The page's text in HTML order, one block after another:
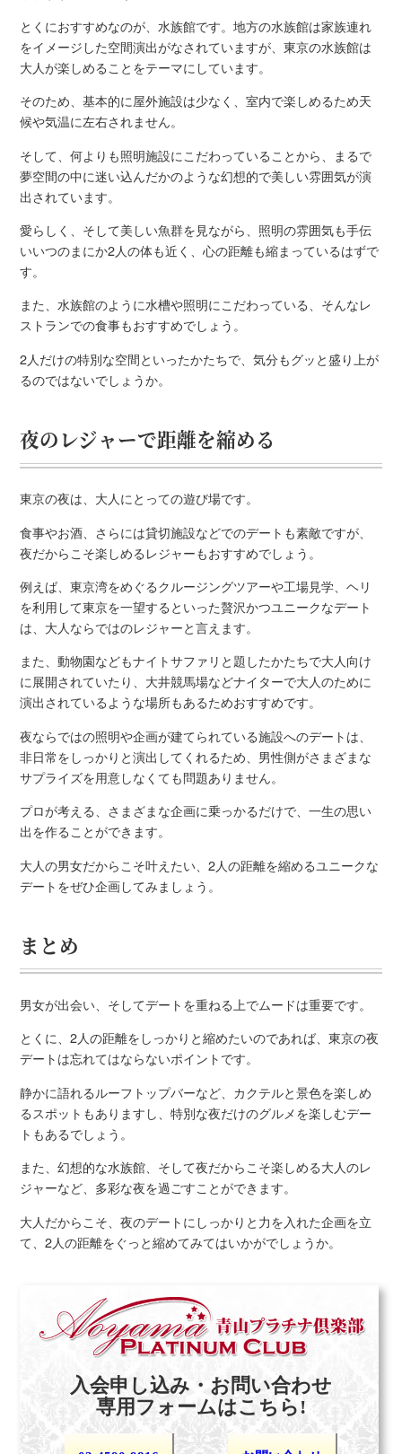
とくにおすすめなのが、水族館です。地方の水族館は家族連れ
をイメージした空間演出がなされていますが、東京の水族館は
大人が楽しめることをテーマにしています。
そのため、基本的に屋外施設は少なく、室内で楽しめるため天
候や気温に左右されません。
そして、何よりも照明施設にこだわっていることから、まるで
夢空間の中に迷い込んだかのような幻想的で美しい雰囲気が演
出されています。
愛らしく、そして美しい魚群を見ながら、照明の雰囲気も手伝
いいつのまにか2人の体も近く、心の距離も縮まっているはずで
す。
また、水族館のように水槽や照明にこだわっている、そんなレ
ストランでの食事もおすすめでしょう。
2人だけの特別な空間といったかたちで、気分もグッと盛り上が
るのではないでしょうか。
夜のレジャーで距離を縮める
東京の夜は、大人にとっての遊び場です。
食事やお酒、さらには貸切施設などでのデートも素敵ですが、
夜だからこそ楽しめるレジャーもおすすめでしょう。
例えば、東京湾をめぐるクルージングツアーや工場見学、ヘリ
を利用して東京を一望するといった贅沢かつユニークなデート
は、大人ならではのレジャーと言えます。
また、動物園などもナイトサファリと題したかたちで大人向け
に展開されていたり、大井競馬場などナイターで大人のために
演出されているような場所もあるためおすすめです。
夜ならではの照明や企画が建てられている施設へのデートは、
非日常をしっかりと演出してくれるため、男性側がさまざまな
サプライズを用意しなくても問題ありません。
プロが考える、さまざまな企画に乗っかるだけで、一生の思い
出を作ることができます。
大人の男女だからこそ叶えたい、2人の距離を縮めるユニークな
デートをぜひ企画してみましょう。
まとめ
男女が出会い、そしてデートを重ねる上でムードは重要です。
とくに、2人の距離をしっかりと縮めたいのであれば、東京の夜
デートは忘れてはならないポイントです。
静かに語れるルーフトップバーなど、カクテルと景色を楽しめ
るスポットもありますし、特別な夜だけのグルメを楽しむデー
トもあるでしょう。
また、幻想的な水族館、そして夜だからこそ楽しめる大人のレ
ジャーなど、多彩な夜を過ごすことができます。
大人だからこそ、夜のデートにしっかりと力を入れた企画を立
て、2人の距離をぐっと縮めてみてはいかがでしょうか。
入会申し込み・お問い合わせ
専用フォームはこちら!